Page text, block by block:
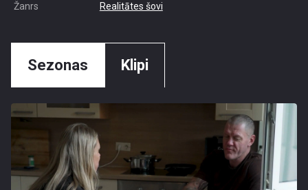
Žanrs Realitātes šovi
Sezonas Klipi